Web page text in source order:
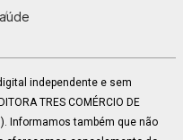
independente e sem
TRES COMÉRCIO DE
Informamos também que não